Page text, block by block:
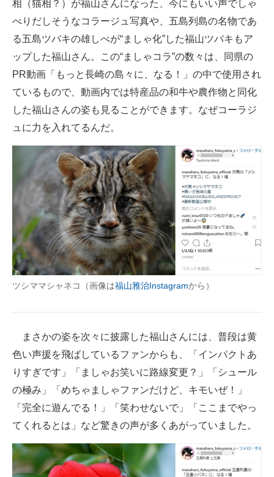
エネルギーの専門メディア
ちょっと気になるネットの話題
相（猫相？）が福山さんになった、今にもいい声でしゃ
べりだしそうなコラージュ写真や、五島列島の名物であ
る五島ツバキの雄しべが“ましゃ化”した福山ツバキもア
ップした福山さん。この“ましゃコラ”の数々は、同県の
PR動画「もっと長崎の島々に、なる！」の中で使用され
ているもので、動画内では特産品の和牛や農作物と同化
した福山さんの姿も見ることができます。なぜコーラジ
ュに力を入れてるんだ。
ツシママシャネコ（画像は福山雅治Instagramから）
まさかの姿を次々に披露した福山さんには、普段は黄
色い声援を飛ばしているファンからも、「インパクトあ
りすぎです」「ましゃお笑いに路線変更？」「シュール
の極み」「めちゃましゃファンだけど、キモいぜ！」
「完全に遊んでる！」「笑わせないで」「ここまでやっ
てくれるとは」など驚きの声が多くあがっていました。